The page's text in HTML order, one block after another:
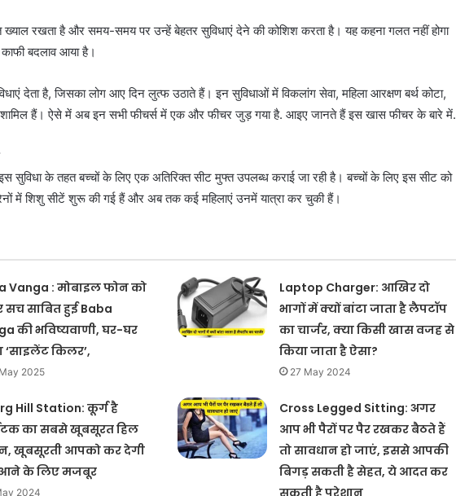
ख्याल रखता है और समय-समय पर उन्हें बेहतर सुविधाएं देने की कोशिश करता है। यह कहना गलत नहीं होगा
बदलाव आया है।
देता है, जिसका लोग आए दिन लुत्फ उठाते हैं। इन सुविधाओं में विकलांग सेवा, महिला आरक्षण बर्थ कोटा,
शामिल हैं। ऐसे में अब इन सभी फीचर्स में एक और फीचर जुड़ गया है. आइए जानते हैं इस खास फीचर के बारे में.
सुविधा के तहत बच्चों के लिए एक अतिरिक्त सीट मुफ्त उपलब्ध कराई जा रही है। बच्चों के लिए इस सीट को
में शिशु सीटें शुरू की गई हैं और अब तक कई महिलाएं उनमें यात्रा कर चुकी हैं।
Vanga : मोबाइल फोन को
साबित हुई Baba
की भविष्यवाणी, घर-घर
‘साइलेंट किलर’,
2025
Laptop Charger: आखिर दो
भागों में क्यों बांटा जाता है लैपटॉप
का चार्जर, क्या किसी खास वजह से
किया जाता है ऐसा?
27 May 2024
Hill Station: कूर्ग है
का सबसे खूबसूरत हिल
खूबसूरती आपको कर देगी
आने के लिए मजबूर
2024
Cross Legged Sitting: अगर
आप भी पैरों पर पैर रखकर बैठते हैं
तो सावधान हो जाएं, इससे आपकी
बिगड़ सकती है सेहत, ये आदत कर
सकती है परेशान